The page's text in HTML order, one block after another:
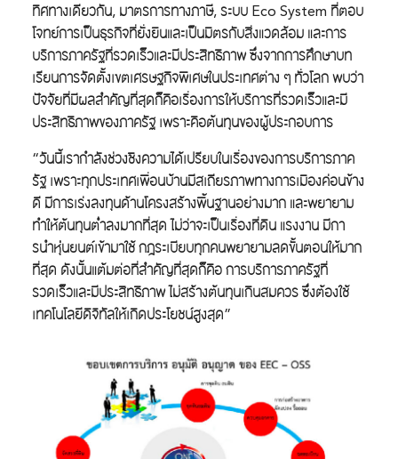
Search
for:
Search
ทิศทางเดียวกัน, มาตรการทางภาษี, ระบบ Eco System ที่ตอบ
โจทย์การเป็นธุรกิจที่ยั่งยืนและเป็นมิตรกับสิ่งแวดล้อม และการ
บริการภาครัฐที่รวดเร็วและมีประสิทธิภาพ ซึ่งจากการศึกษาบท
เรียนการจัดตั้งเขตเศรษฐกิจพิเศษในประเทศต่าง ๆ ทั่วโลก พบว่า
ปัจจัยที่มีผลสำคัญที่สุดก็คือเรื่องการให้บริการที่รวดเร็วและมี
ประสิทธิภาพของภาครัฐ เพราะคือต้นทุนของผู้ประกอบการ
“วันนี้เรากำลังช่วงชิงความได้เปรียบในเรื่องของการบริการภาค
รัฐ เพราะทุกประเทศเพื่อนบ้านมีสเถียรภาพทางการเมืองค่อนข้าง
ดี มีการเร่งลงทุนด้านโครงสร้างพื้นฐานอย่างมาก และพยายาม
ทำให้ต้นทุนต่ำลงมากที่สุด ไม่ว่าจะเป็นเรื่องที่ดิน แรงงาน มีกา
รนำหุ่่นยนต์เข้ามาใช้ กฎระเบียบทุกคนพยายามลดขั้นตอนให้มาก
ที่สุด ดังนั้นแต้มต่อที่สำคัญที่สุดก็คือ การบริการภาครัฐที่
รวดเร็วและมีประสิทธิภาพ ไม่สร้างต้นทุนเกินสมควร ซึ่งต้องใช้
เทคโนโลยีดิจิทัลให้เกิดประโยชน์สูงสุด”